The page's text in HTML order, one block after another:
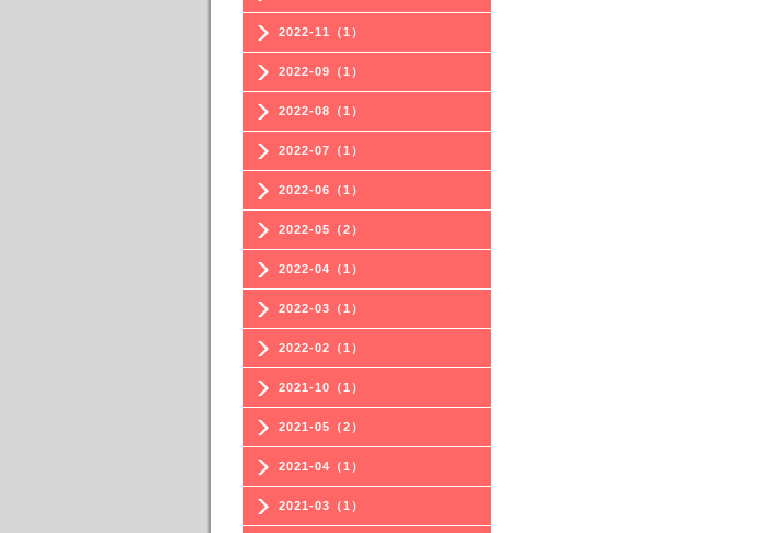
2022-11（1）
2022-09（1）
2022-08（1）
2022-07（1）
2022-06（1）
2022-05（2）
2022-04（1）
2022-03（1）
2022-02（1）
2021-10（1）
2021-05（2）
2021-04（1）
2021-03（1）